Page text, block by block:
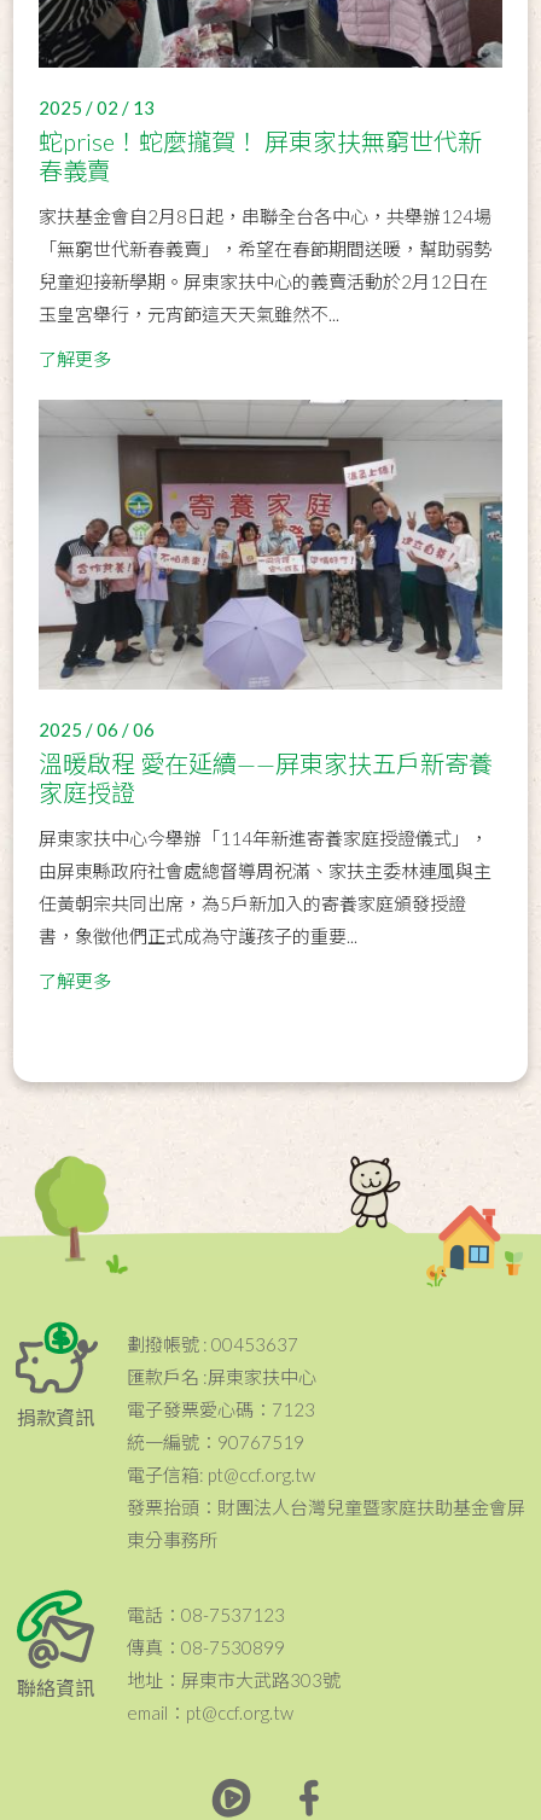
2025 / 02 / 13
蛇prise！蛇麼攏賀！ 屏東家扶無窮世代新
春義賣
家扶基金會自2月8日起，串聯全台各中心，共舉辦124場
「無窮世代新春義賣」，希望在春節期間送暖，幫助弱勢
兒童迎接新學期。屏東家扶中心的義賣活動於2月12日在
玉皇宮舉行，元宵節這天天氣雖然不...
了解更多
2025 / 06 / 06
溫暖啟程 愛在延續——屏東家扶五戶新寄養
家庭授證
屏東家扶中心今舉辦「114年新進寄養家庭授證儀式」，
由屏東縣政府社會處總督導周祝滿、家扶主委林連風與主
任黃朝宗共同出席，為5戶新加入的寄養家庭頒發授證
書，象徵他們正式成為守護孩子的重要...
了解更多
捐款資訊
劃撥帳號 : 00453637
匯款戶名 :屏東家扶中心
電子發票愛心碼：7123
統一編號：90767519
電子信箱: pt@ccf.org.tw
發票抬頭：財團法人台灣兒童暨家庭扶助基金會屏
東分事務所
聯絡資訊
電話：08-7537123
傳真：08-7530899
地址：屏東市大武路303號
email：pt@ccf.org.tw